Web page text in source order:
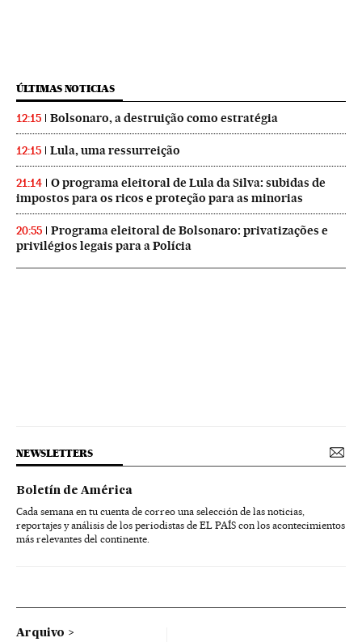
ÚLTIMAS NOTICIAS
12:15 Bolsonaro, a destruição como estratégia
12:15 Lula, uma ressurreição
21:14
O programa eleitoral de Lula da Silva: subidas de
impostos para os ricos e proteção para as minorias
20:55
Programa eleitoral de Bolsonaro: privatizações e
privilégios legais para a Polícia
NEWSLETTERS
Boletín de América
Cada semana en tu cuenta de correo una selección de las noticias,
reportajes y análisis de los periodistas de EL PAÍS con los acontecimientos
más relevantes del continente.
Arquivo